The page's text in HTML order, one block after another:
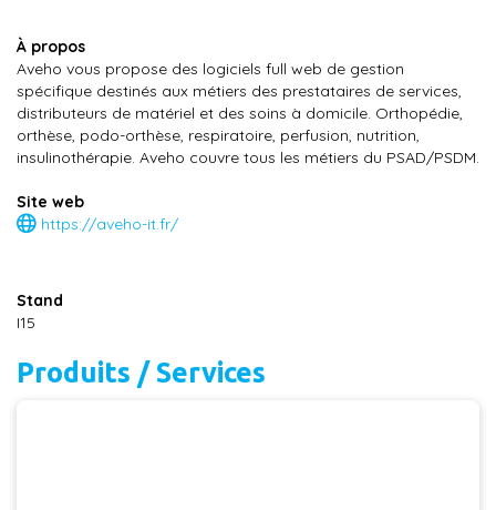
À propos
Aveho vous propose des logiciels full web de gestion
spécifique destinés aux métiers des prestataires de services,
distributeurs de matériel et des soins à domicile. Orthopédie,
orthèse, podo-orthèse, respiratoire, perfusion, nutrition,
insulinothérapie. Aveho couvre tous les métiers du PSAD/PSDM.
Site web
https://aveho-it.fr/
Stand
I15
Produits / Services